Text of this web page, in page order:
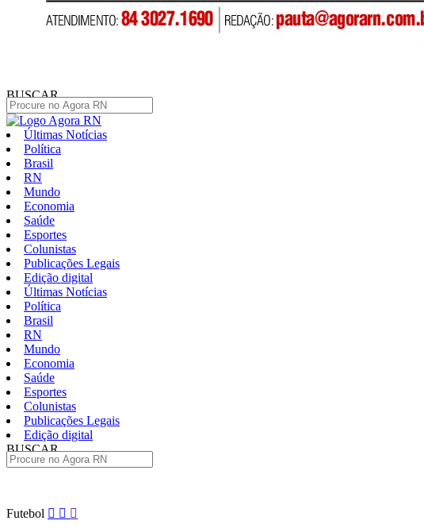
BUSCAR
Últimas Notícias
Política
Brasil
RN
Mundo
Economia
Saúde
Esportes
Colunistas
Publicações Legais
Edição digital
Últimas Notícias
Política
Brasil
RN
Mundo
Economia
Saúde
Esportes
Colunistas
Publicações Legais
Edição digital
BUSCAR
Pular
Futebol